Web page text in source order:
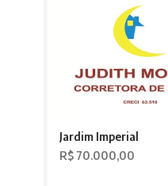
Jardim Imperial
R$ 70.000,00